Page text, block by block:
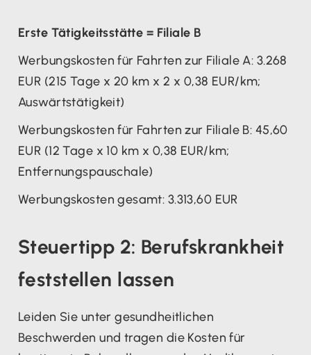
Erste Tätigkeitsstätte = Filiale B
Werbungskosten für Fahrten zur Filiale A: 3.268
EUR (215 Tage x 20 km x 2 x 0,38 EUR/km;
Auswärtstätigkeit)
Werbungskosten für Fahrten zur Filiale B: 45,60
EUR (12 Tage x 10 km x 0,38 EUR/km;
Entfernungspauschale)
Werbungskosten gesamt: 3.313,60 EUR
Steuertipp 2: Berufskrankheit
feststellen lassen
Leiden Sie unter gesundheitlichen
Beschwerden und tragen die Kosten für